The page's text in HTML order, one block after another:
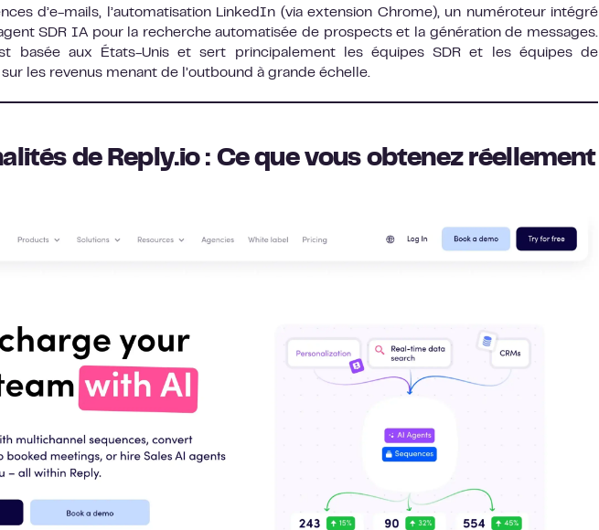
d’e-mails, l’automatisation LinkedIn (via extension Chrome), un numéroteur intégré
SDR IA pour la recherche automatisée de prospects et la génération de messages.
basée aux États-Unis et sert principalement les équipes SDR et les équipes de
les revenus menant de l’outbound à grande échelle.
de Reply.io : Ce que vous obtenez réellement